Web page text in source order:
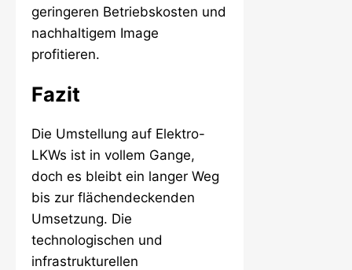
geringeren Betriebskosten und
nachhaltigem Image
profitieren.
Fazit
Die Umstellung auf Elektro-
LKWs ist in vollem Gange,
doch es bleibt ein langer Weg
bis zur flächendeckenden
Umsetzung. Die
technologischen und
infrastrukturellen